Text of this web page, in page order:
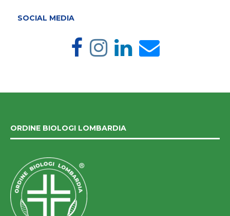
SOCIAL MEDIA
ORDINE BIOLOGI LOMBARDIA